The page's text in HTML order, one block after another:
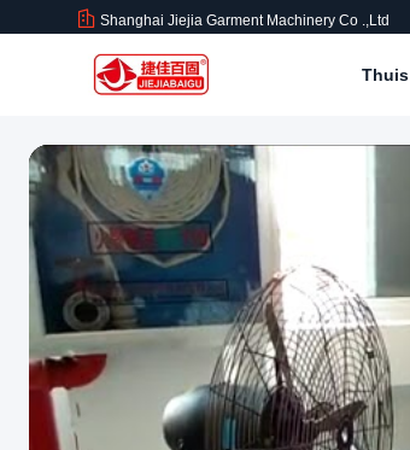
Shanghai Jiejia Garment Machinery Co .,ltd
Thuis